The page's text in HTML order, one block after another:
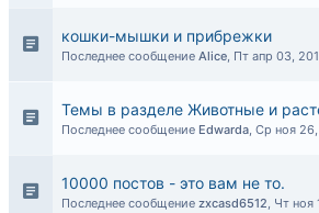
кошки-мышки и прибрежки
Последнее сообщение Alice, Пт апр 03,
Темы в разделе Животные и
Последнее сообщение Edwarda, Ср ноя
10000 постов - это вам не то.
Последнее сообщение zxcasd6512, Чт ноя